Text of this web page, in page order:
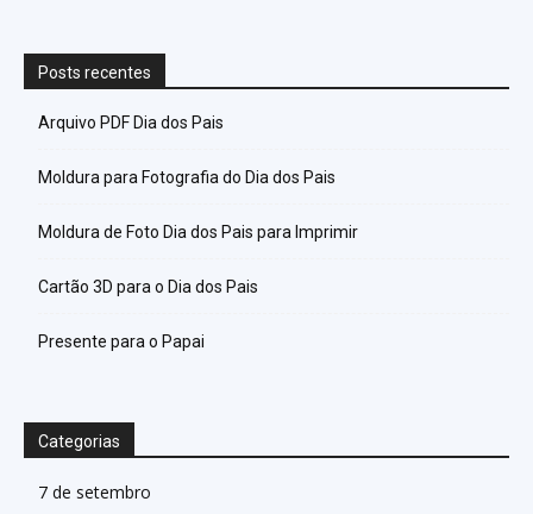
Posts recentes
Arquivo PDF Dia dos Pais
Moldura para Fotografia do Dia dos Pais
Moldura de Foto Dia dos Pais para Imprimir
Cartão 3D para o Dia dos Pais
Presente para o Papai
Categorias
7 de setembro